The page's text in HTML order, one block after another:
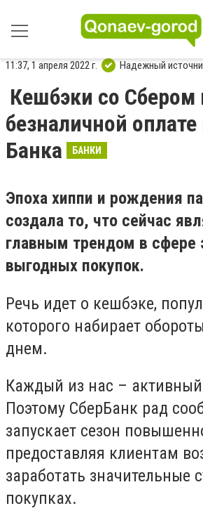
11:37, 1 апреля 2022 г. Надежный
Кешбэки со Сбером
безналичной
Банка
БАНКИ
Эпоха хиппи и рождения
создала то, что сейчас
главным трендом в сфере
выгодных покупок.
Речь идет о кешбэке,
которого набирает
днем.
Каждый из нас – активный
Поэтому СберБанк рад
запускает сезон
предоставляя клиентам
заработать значительные
покупках.